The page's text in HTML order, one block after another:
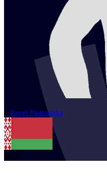
2 Pavel Piatrushka
BLR